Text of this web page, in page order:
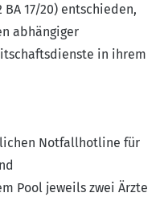
17/20) entschieden,
abhängiger
in ihrem
Notfallhotline für
Pool jeweils zwei Ärzte